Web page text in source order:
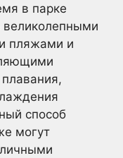
в парке
великолепными
пляжами и
способ
могут